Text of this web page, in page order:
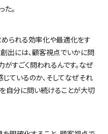
。
られる効率化や最適化をす
出には、顧客視点でいかに問
がすごく問われるんです。なぜ
ているのか、そしてなぜそれ
自分に問い続けることが大切